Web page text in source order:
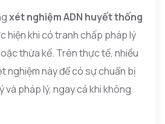
xét nghiệm ADN huyết thống
hiện khi có tranh chấp pháp lý
thừa kế. Trên thực tế, nhiều
nghiệm này để có sự chuẩn bị
và pháp lý, ngay cả khi không